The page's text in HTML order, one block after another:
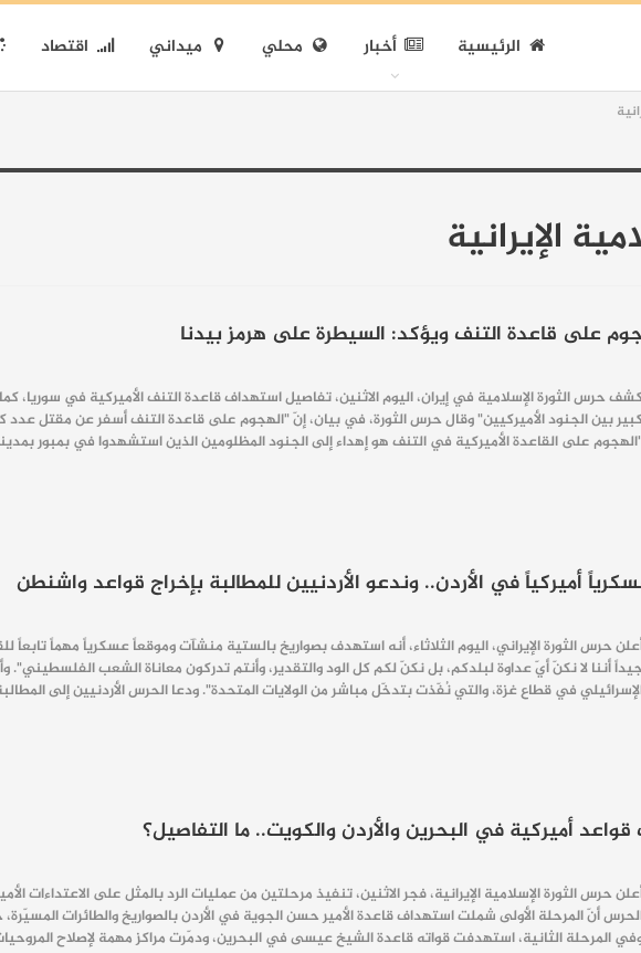
الرئيسية أخبار محلي ميداني اقتصاد
الإيرانية
على قاعدة التنف ويؤكد: السيطرة على هرمز بيدنا
حرس الثورة الإسلامية في إيران، اليوم الاثنين، تفاصيل استهداف قاعدة التنف الأميركية في
بين الجنود الأميركيين" وقال حرس الثورة، في بيان، إنّ "الهجوم على قاعدة التنف أسفر عن مقتل عدد
على القاعدة الأميركية في التنف هو إهداء إلى الجنود المظلومين الذين استشهدوا في بمبور
أميركياً في الأردن.. وندعو الأردنيين للمطالبة بإخراج قواعد واشنطن
حرس الثورة الإيراني، اليوم الثلاثاء، أنه استهدف بصواريخ بالستية منشآت وموقعاً عسكرياً مهماً
أننا لا نكنّ أيّ عداوة لبلدكم، بل نكنّ لكم كل الود والتقدير، وأنتم تدركون معاناة الشعب
في قطاع غزة، والتي نُفّذت بتدخّل مباشر من الولايات المتحدة". ودعا الحرس الأردنيين إلى
أميركية في البحرين والأردن والكويت.. ما التفاصيل؟
حرس الثورة الإسلامية الإيرانية، فجر الاثنين، تنفيذ مرحلتين من عمليات الرد بالمثل على الاعتداءات
أنّ المرحلة الأولى شملت استهداف قاعدة الأمير حسن الجوية في الأردن بالصواريخ والطائرات
المرحلة الثانية، استهدفت قواته قاعدة الشيخ عيسى في البحرين، ودمّرت مراكز مهمة لإصلاح